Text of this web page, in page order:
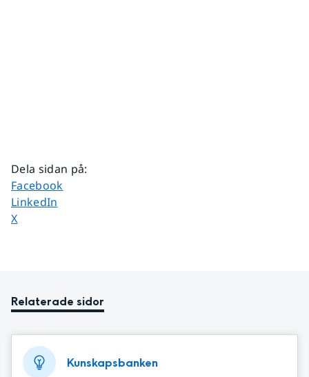
Dela sidan på:
Dela sidan på
Facebook
Dela sidan på
LinkedIn
Dela sidan på
X
Relaterade sidor
Kunskapsbanken